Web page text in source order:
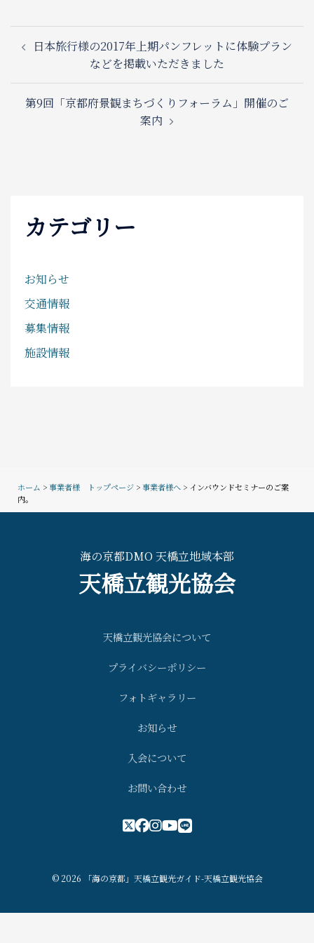
Post
navigation
日本旅行様の2017年上期パンフレットに体験プラン
などを掲載いただきました
第9回「京都府景観まちづくりフォーラム」開催のご
案内
カテゴリー
お知らせ
交通情報
募集情報
施設情報
ホーム >事業者様 トップページ >事業者様へ > インバウンドセミナーのご案
内。
海の京都DMO 天橋立地域本部
天橋立観光協会
天橋立観光協会について
プライバシーポリシー
フォトギャラリー
お知らせ
入会について
お問い合わせ
© 2026 「海の京都」天橋立観光ガイド-天橋立観光協会